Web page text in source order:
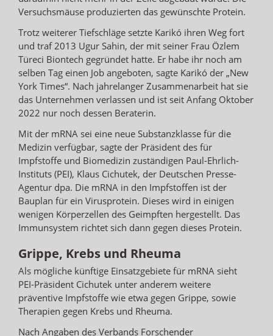
Versuchsmäuse produzierten das gewünschte Protein.
Trotz weiterer Tiefschläge setzte Karikó ihren Weg fort
und traf 2013 Ugur Sahin, der mit seiner Frau Özlem
Türeci Biontech gegründet hatte. Er habe ihr noch am
selben Tag einen Job angeboten, sagte Karikó der „New
York Times“. Nach jahrelanger Zusammenarbeit hat sie
das Unternehmen verlassen und ist seit Anfang Oktober
2022 nur noch dessen Beraterin.
Mit der mRNA sei eine neue Substanzklasse für die
Medizin verfügbar, sagte der Präsident des für
Impfstoffe und Biomedizin zuständigen Paul-Ehrlich-
Instituts (PEI), Klaus Cichutek, der Deutschen Presse-
Agentur dpa. Die mRNA in den Impfstoffen ist der
Bauplan für ein Virusprotein. Dieses wird in einigen
wenigen Körperzellen des Geimpften hergestellt. Das
Immunsystem richtet sich dann gegen dieses Protein.
Grippe, Krebs und Rheuma
Als mögliche künftige Einsatzgebiete für mRNA sieht
PEI-Präsident Cichutek unter anderem weitere
präventive Impfstoffe wie etwa gegen Grippe, sowie
Therapien gegen Krebs und Rheuma.
Nach Angaben des Verbands Forschender